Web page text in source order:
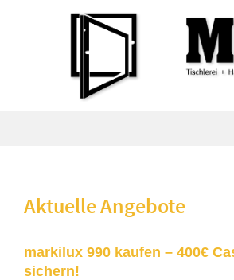
Aktuelle Angebote